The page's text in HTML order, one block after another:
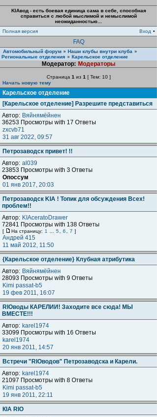
KIAвод - есть боевая единица сама в себе, способная
справиться с любой мыслимой и немыслимой
неожиданностью...
Полная версия
Вход •
FAQ
Автомобильный форум » Наши клубы внутри клуба »
Региональные отделения » Карельское отделение
Модератор: Модераторы
Страница 1 из 1 [ Тем: 10 ]
Начать новую тему
Карельское отделение
[Карельское отделение] Разрешите представиться
Автор: Вяйнямёйнен
36253 Просмотры with 17 Ответы
zxcvb71
31 авг 2022, 09:57
Петрозаводск привет! !!
Автор: al039
23853 Просмотры with 3 Ответы
Опоссум
01 янв 2017, 20:03
Петрозаводск KIA ! Топик для обсуждения Всех!
проблем!!
Автор: KIAceratoDrawer
72841 Просмотры with 138 Ответы
[ На страницу: 1 5 6 7 ]
Андрей 415
11 май 2012, 11:50
{Карельское отделение} Клубная атрибутика
Автор: Вяйнямёйнен
28093 Просмотры with 9 Ответы
Kimi passat-b5
19 фев 2011, 16:07
RIОводы КАРЕЛИИ! Заходите все сюда! МЫ
ВМЕСТЕ!!!
Автор: karel1974
33099 Просмотры with 16 Ответы
karel1974
20 янв 2011, 14:57
Встречи "RIОводов" Петрозаводска и Карели.
Автор: karel1974
21097 Просмотры with 8 Ответы
Kimi passat-b5
19 янв 2011, 22:11
КIА RIО